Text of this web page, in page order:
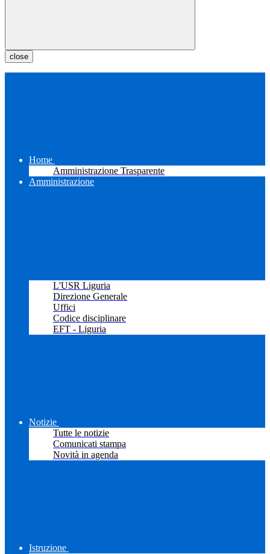
close
Home
Amministrazione Trasparente
Amministrazione
L'USR Liguria
Direzione Generale
Uffici
Codice disciplinare
EFT - Liguria
Notizie
Tutte le notizie
Comunicati stampa
Novità in agenda
Istruzione